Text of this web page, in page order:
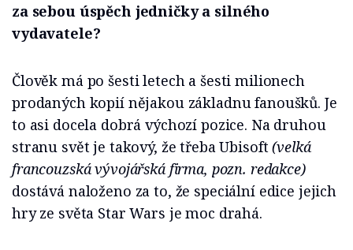
za sebou úspěch jedničky a silného
vydavatele?
Člověk má po šesti letech a šesti milionech
prodaných kopií nějakou základnu fanoušků. Je
to asi docela dobrá výchozí pozice. Na druhou
stranu svět je takový, že třeba Ubisoft(velká
francouzská vývojářská firma, pozn. redakce)
dostává naloženo za to, že speciální edice jejich
hry ze světa Star Wars je moc drahá.